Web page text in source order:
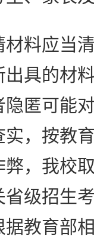
料应当清
具的材
匿可能
，按教
，我校
级招生
教育部